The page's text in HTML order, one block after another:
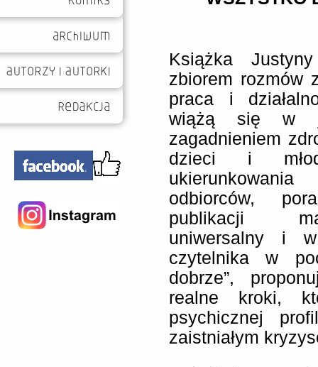
Książka
zbiorem rozmów
praca i
wiążą się w
zagadnieniem
dzieci i
odbiorców,
publikacji
uniwersalny i
czytelnika w
dobrze”,
realne kroki,
psychicznej
zaistniałym